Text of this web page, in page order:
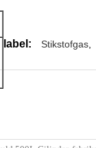
label: Stikstofgas